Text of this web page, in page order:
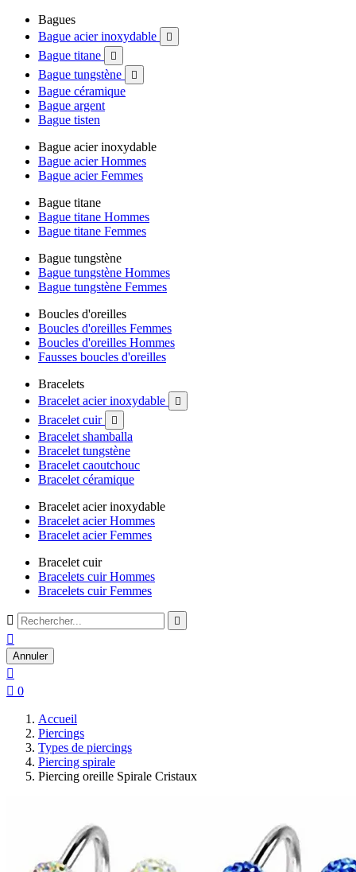
Bagues
Bague acier inoxydable

Bague titane 
Bague tungstène 
Bague céramique
Bague argent
Bague tisten
Bague acier inoxydable
Bague acier Hommes
Bague acier Femmes
Bague titane
Bague titane Hommes
Bague titane Femmes
Bague tungstène
Bague tungstène Hommes
Bague tungstène Femmes
Boucles d'oreilles
Boucles d'oreilles Femmes
Boucles d'oreilles Hommes
Fausses boucles d'oreilles
Bracelets
Bracelet acier inoxydable

Bracelet cuir 
Bracelet shamballa
Bracelet tungstène
Bracelet caoutchouc
Bracelet céramique
Bracelet acier inoxydable
Bracelet acier Hommes
Bracelet acier Femmes
Bracelet cuir
Bracelets cuir Hommes
Bracelets cuir Femmes
 

Annuler

 0
Accueil
Piercings
Types de piercings
Piercing spirale
Piercing oreille Spirale Cristaux